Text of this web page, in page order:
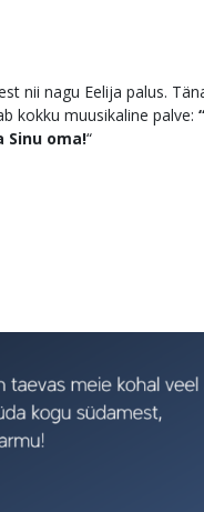
nii nagu Eelija palus.
kokku muusikaline palve:
Sinu oma!“